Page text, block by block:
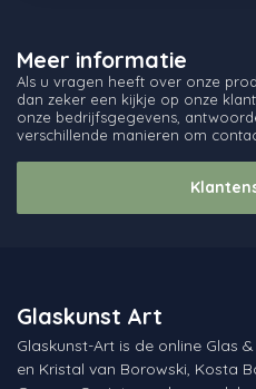
Meer informatie
Als u vragen heeft over onze
dan zeker een kijkje op onze
onze bedrijfsgegevens,
verschillende manieren om
Glaskunst Art
Glaskunst-Art is de online Glas
en Kristal van Borowski, Kosta